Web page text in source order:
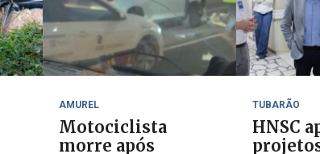
AMUREL
Motociclista
morre após
TUBARÃO
HNSC